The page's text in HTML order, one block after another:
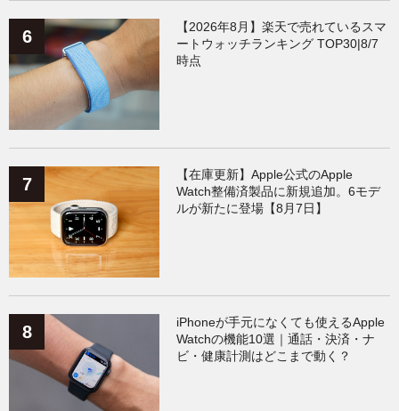
【2026年8月】楽天で売れているスマ
ートウォッチランキング TOP30|8/7
時点
【在庫更新】Apple公式のApple
Watch整備済製品に新規追加。6モデ
ルが新たに登場【8月7日】
iPhoneが手元になくても使えるApple
Watchの機能10選｜通話・決済・ナ
ビ・健康計測はどこまで動く？